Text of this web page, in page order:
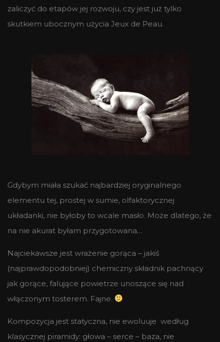
zaliczyć do etapów jej rozwoju, czy jest już tylko
skutkiem ubocznym użycia Jeux de Peau.
Gdybym miała szukać najbardziej oryginalnego
elementu tej, prostej w sumie, olfaktorycznej
układanki, nie byłoby to wcale masło. Może dlatego, że
na nie akurat byłam przygotowana…
Najciekawsze jest wrażenie gorąca – jakiś
(najprawdopodobniej) chemiczny składnik pachnący
jak gorące, falujące powietrze unoszące się nad
włączonym tosterem. Fajne.
Kompozycja jest statyczna, nie ewoluuje według
klasycznej piramidy: głowa – serce – baza, nie